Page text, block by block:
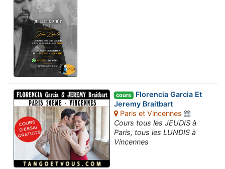
cours Florencia Garcia Et
Jeremy Braitbart
Paris et Vincennes
Cours tous les JEUDIS à
Paris, tous les LUNDIS à
Vincennes